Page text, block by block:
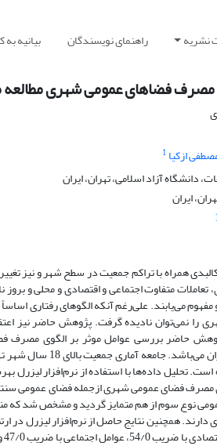
نشریه راهنمای نویسندگان بیانیه
مصرف فضاهای عمومی شهری
ازکیا 1
دانشگاه آزاد اسلامی، تهران، ایران
ایران
همراه با تراکم جمعیت در سطح شهر و نیز
متفاوت اجتماعی و اقتصادی و محلی و بروز
می‌یابند. علی‌رغم آنکه الگوهای رفتاری
را نمی‌توان نادیده گرفت. پژوهش حاضر نیز
حاضر بررسی عوامل موثر بر الگوی مصرف
برآورد شده است. تحلیل داده‌ها با استفاده از
مصرف فضای عمومی شهری ازجمله فضای عمومی
نوع سوم از هم متمایز گردید و مشخص شد که
همچنین نتایج حاصل از نرم‌افزار لیزرل در